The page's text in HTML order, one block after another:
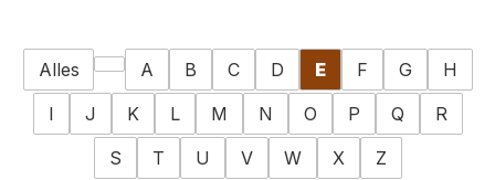
Alles A B C D E F G
H
I
J K L M N O P Q
R
S
T U V W X Z